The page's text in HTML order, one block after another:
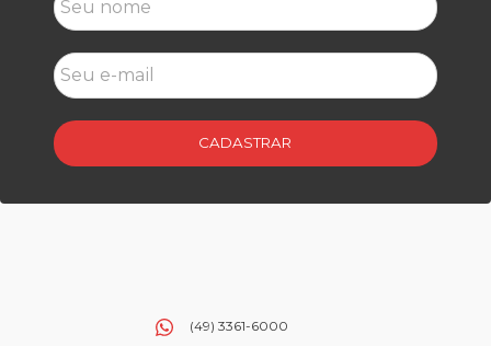
CADASTRAR
(49) 3361-6000